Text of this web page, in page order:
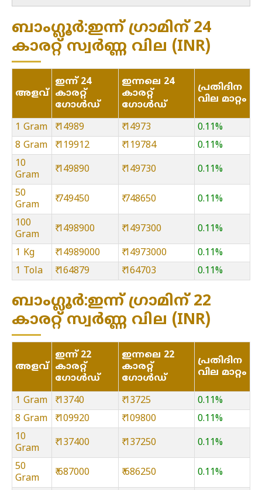
ബാംഗ്ലൂർ:ഇന്ന് ഗ്രാമിന് 24
കാരറ്റ് സ്വർണ്ണ വില (INR)
അളവ്
ഇന്ന് 24
കാരറ്റ്
ഗോൾഡ്
ഇന്നലെ 24
കാരറ്റ്
ഗോൾഡ്
പ്രതിദിന
വില മാറ്റം
1 Gram ₹ 14989 ₹ 14973
0.11%
8 Gram
₹ 119912 ₹ 119784
0.11%
10
Gram
₹ 149890 ₹ 149730 0.11%
50
Gram
₹ 749450 ₹ 748650 0.11%
100
Gram
₹ 1498900 ₹ 1497300 0.11%
1 Kg ₹ 14989000 ₹ 14973000
0.11%
1 Tola
₹ 164879 ₹ 164703 0.11%
ബാംഗ്ലൂർ:ഇന്ന് ഗ്രാമിന് 22
കാരറ്റ് സ്വർണ്ണ വില (INR)
അളവ്
ഇന്ന് 22
കാരറ്റ്
ഗോൾഡ്
ഇന്നലെ 22
കാരറ്റ്
ഗോൾഡ്
പ്രതിദിന
വില മാറ്റം
1 Gram ₹ 13740 ₹ 13725
0.11%
8 Gram
₹ 109920 ₹ 109800
0.11%
10
Gram
₹ 137400 ₹ 137250 0.11%
50
Gram
₹ 687000 ₹ 686250 0.11%